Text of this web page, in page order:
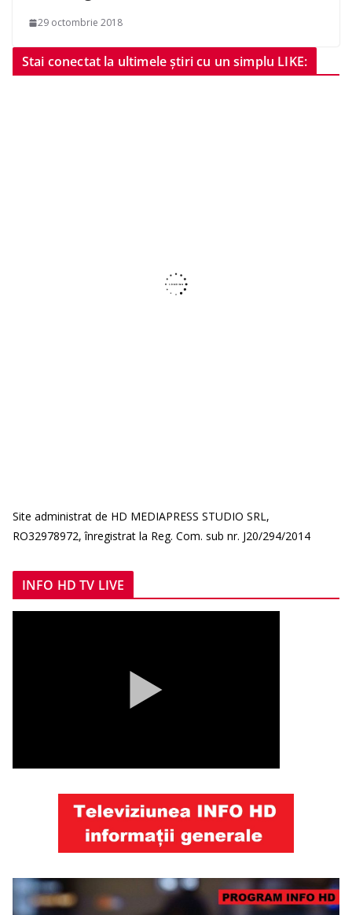
29 octombrie 2018
Stai conectat la ultimele știri cu un simplu LIKE:
Site administrat de HD MEDIAPRESS STUDIO SRL,
RO32978972, înregistrat la Reg. Com. sub nr. J20/294/2014
INFO HD TV LIVE